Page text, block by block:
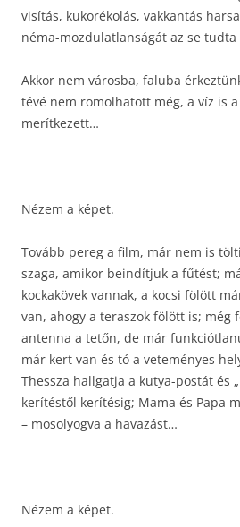
visítás, kukorékolás, vakkantás
néma-mozdulatlanságát az se
Akkor nem városba, faluba
tévé nem romolhatott még, a víz is
merítkezett…
Nézem a képet.
Tovább pereg a film, már nem is
szaga, amikor beindítjuk a fűtést;
kockakövek vannak, a kocsi fölött
van, ahogy a teraszok fölött is; még
antenna a tetőn, de már
már kert van és tó a veteményes
Thessza hallgatja a kutya-postát és
kerítéstől kerítésig; Mama és Papa
– mosolyogva a havazást…
Nézem a képet.